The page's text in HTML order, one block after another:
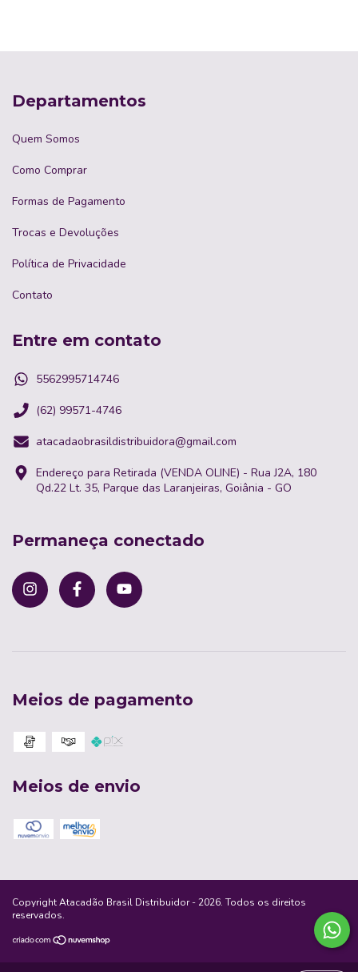
Departamentos
Quem Somos
Como Comprar
Formas de Pagamento
Trocas e Devoluções
Política de Privacidade
Contato
Entre em contato
5562995714746
(62) 99571-4746
atacadaobrasildistribuidora@gmail.com
Endereço para Retirada (VENDA OLINE) - Rua J2A, 180
Qd.22 Lt. 35, Parque das Laranjeiras, Goiânia - GO
Permaneça conectado
Meios de pagamento
Meios de envio
Copyright Atacadão Brasil Distribuidor - 2026. Todos os direitos
reservados.